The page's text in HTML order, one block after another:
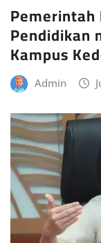
Pemerintah
Pendidikan
Kampus
Admin